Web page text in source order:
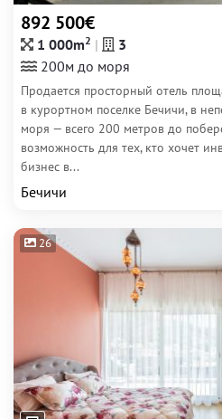
892 500€
1 000m2
3
200м до моря
Продается просторный отель
в курортном поселке Бечичи, в
моря — всего 200 метров до
возможность для тех, кто хочет
бизнес в...
Бечичи
26